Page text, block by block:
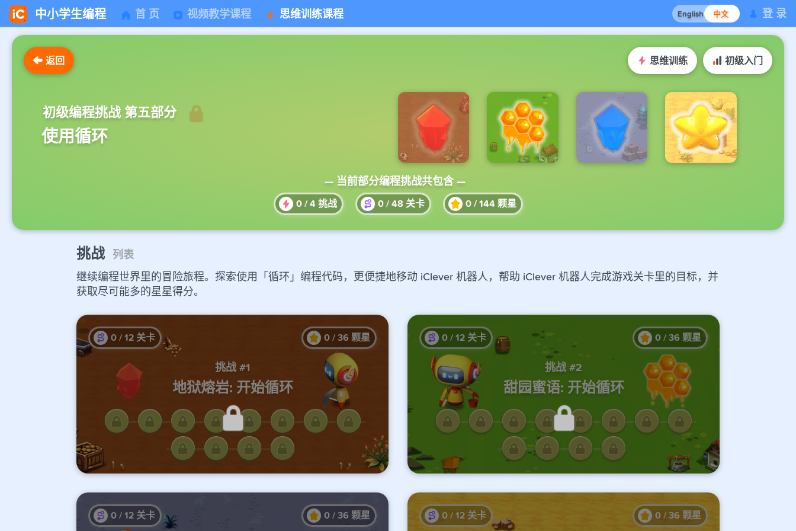
中小学生编程 首 页 视频教学课程 思维训练课程 English 中文 登 录
返回 思维训练 初级入门
初级编程挑战 第五部分
使用循环
— 当前部分编程挑战共包含 —
0/ 4 挑战 0/ 48 关卡 0/ 144 颗星
挑战 列表
继续编程世界里的冒险旅程。探索使用「循环」编程代码，更便捷地移动 iClever 机器人，帮助 iClever 机器人完成游戏关卡里的目标，并
获取尽可能多的星星得分。
完成前面的课程才能解锁此处关卡
0 / 12 关卡 0 / 36 颗星
挑战 #1
地狱熔岩: 开始循环
完成前面的课程才能解锁此处关卡
0 / 12 关卡 0 / 36 颗星
挑战 #2
甜园蜜语: 开始循环
0 / 12 关卡 0 / 36 颗星 0 / 12 关卡 0 / 36 颗星